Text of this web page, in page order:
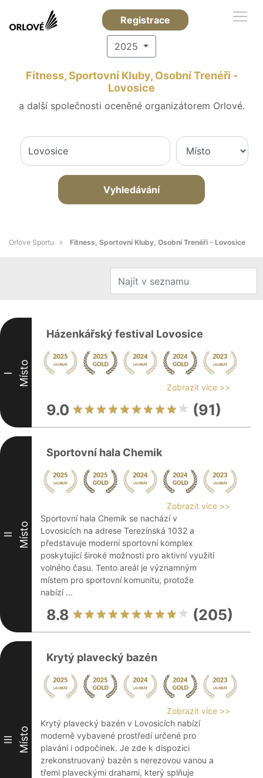
Registrace
2025
Fitness, Sportovní Kluby, Osobní Trenéři -
Lovosice
a další společnosti oceněné organizátorem Orlové.
Vyhledávání
Orlove Sportu Fitness, Sportovní Kluby, Osobní Trenéři - Lovosice
I Místo
Házenkářský festival Lovosice
Zobrazit více >>
9.0 (91)
II Místo
Sportovní hala Chemik
Zobrazit více >>
Sportovní hala Chemik se nachází v
Lovosicích na adrese Terezínská 1032 a
představuje moderní sportovní komplex
poskytující široké možnosti pro aktivní využití
volného času. Tento areál je významným
místem pro sportovní komunitu, protože
nabízí ...
8.8 (205)
III Místo
Krytý plavecký bazén
Zobrazit více >>
Krytý plavecký bazén v Lovosicích nabízí
moderně vybavené prostředí určené pro
plavání i odpočinek. Je zde k dispozici
zrekonstruovaný bazén s nerezovou vanou a
třemi plaveckými drahami, který splňuje